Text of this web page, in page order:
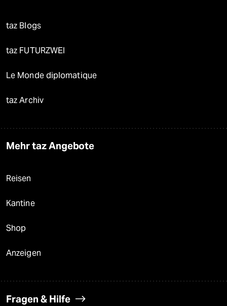
taz Blogs
taz FUTURZWEI
Le Monde diplomatique
taz Archiv
Mehr taz Angebote
Reisen
Kantine
Shop
Anzeigen
Fragen & Hilfe